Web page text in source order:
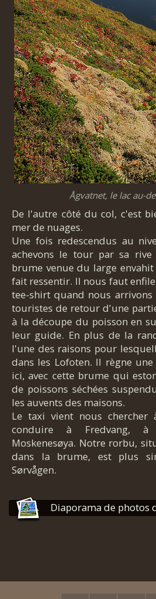
Ågvatnet, le lac au-
De l'autre côté du col, c'est
mer de nuages.
Une fois redescendus au
achevons le tour par sa
brume venue du large
fait ressentir. Il nous faut
tee-shirt quand nous
touristes de retour d'une
à la découpe du poisson en
leur guide. En plus de la
l'une des raisons pour
dans les Lofoten. Il règne
ici, avec cette brume qui
de poissons séchées
les auvents des maisons.
Le taxi vient nous chercher
conduire à Fredvang,
Moskenesøya. Notre rorbu,
dans la brume, est plus
Sørvågen.
Diaporama de photos